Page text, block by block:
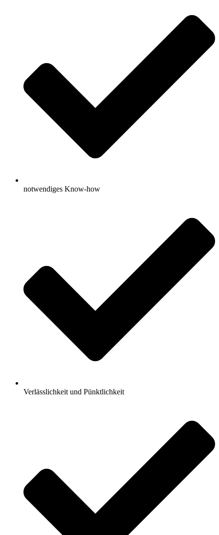
notwendiges Know-how
Verlässlichkeit und Pünktlichkeit